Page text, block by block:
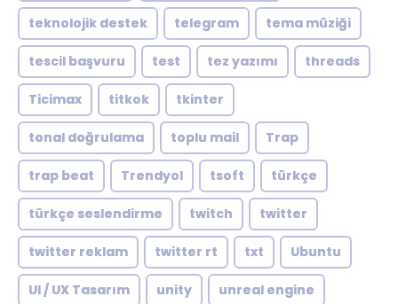
teknolojik destek telegram tema müziği
tescil başvuru test tez yazımı threads
Ticimax titkok tkinter
tonal doğrulama toplu mail Trap
trap beat Trendyol tsoft türkçe
türkçe seslendirme twitch twitter
twitter reklam twitter rt txt Ubuntu
UI / UX Tasarım unity unreal engine